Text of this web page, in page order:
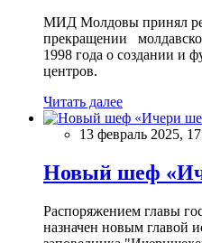
МИД Молдовы принял
прекращении
1998 года о создании и
центров.
Читать далее
13 февраль 2025,
Новый шеф
Распоряжением главы
назначен новым главой